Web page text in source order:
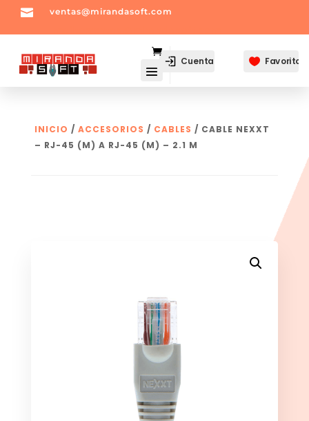
 ventas@mirandasoft.com
Cuenta  Favoritos
INICIO / ACCESORIOS / CABLES / CABLE NEXXT
– RJ-45 (M) A RJ-45 (M) – 2.1 M